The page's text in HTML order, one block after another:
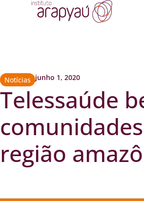
Notícias junho 1, 2020
Telessaúde
região